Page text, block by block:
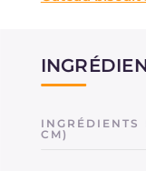
INGRÉDIENTS
CM)